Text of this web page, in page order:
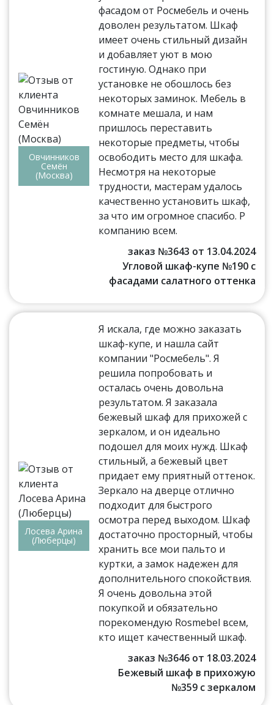
Овчинников
Семён
(Москва)
фасадом от Росмебель и очень
доволен результатом. Шкаф
имеет очень стильный дизайн
и добавляет уют в мою
гостиную. Однако при
установке не обошлось без
некоторых заминок. Мебель в
комнате мешала, и нам
пришлось переставить
некоторые предметы, чтобы
освободить место для шкафа.
Несмотря на некоторые
трудности, мастерам удалось
качественно установить шкаф,
за что им огромное спасибо. Р
компанию всем.
заказ №3643 от 13.04.2024
Угловой шкаф-купе №190 с
фасадами салатного оттенка
Лосева Арина
(Люберцы)
Я искала, где можно заказать
шкаф-купе, и нашла сайт
компании "Росмебель". Я
решила попробовать и
осталась очень довольна
результатом. Я заказала
бежевый шкаф для прихожей с
зеркалом, и он идеально
подошел для моих нужд. Шкаф
стильный, а бежевый цвет
придает ему приятный оттенок.
Зеркало на дверце отлично
подходит для быстрого
осмотра перед выходом. Шкаф
достаточно просторный, чтобы
хранить все мои пальто и
куртки, а замок надежен для
дополнительного спокойствия.
Я очень довольна этой
покупкой и обязательно
порекомендую Rosmebel всем,
кто ищет качественный шкаф.
заказ №3646 от 18.03.2024
Бежевый шкаф в прихожую
№359 с зеркалом